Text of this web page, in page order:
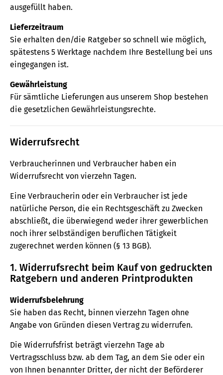
ausgefüllt haben.
Lieferzeitraum
Sie erhalten den/die Ratgeber so schnell wie möglich,
spätestens 5 Werktage nachdem Ihre Bestellung bei uns
eingegangen ist.
Gewährleistung
Für sämtliche Lieferungen aus unserem Shop bestehen
die gesetzlichen Gewährleistungsrechte.
Widerrufsrecht
Verbraucherinnen und Verbraucher haben ein
Widerrufsrecht von vierzehn Tagen.
Eine Verbraucherin oder ein Verbraucher ist jede
natürliche Person, die ein Rechtsgeschäft zu Zwecken
abschließt, die überwiegend weder ihrer gewerblichen
noch ihrer selbständigen beruflichen Tätigkeit
zugerechnet werden können (§ 13 BGB).
1. Widerrufsrecht beim Kauf von gedruckten
Ratgebern und anderen Printprodukten
Widerrufsbelehrung
Sie haben das Recht, binnen vierzehn Tagen ohne
Angabe von Gründen diesen Vertrag zu widerrufen.
Die Widerrufsfrist beträgt vierzehn Tage ab
Vertragsschluss bzw. ab dem Tag, an dem Sie oder ein
von Ihnen benannter Dritter, der nicht der Beförderer